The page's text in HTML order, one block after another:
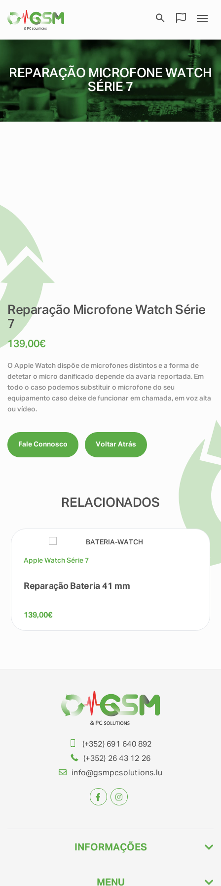
REPARAÇÃO MICROFONE WATCH
SÉRIE 7
Reparação Microfone Watch Série
7
139,00€
O Apple Watch dispõe de microfones distintos e a forma de
detetar o micro danificado depende da avaria reportada. Em
todo o caso podemos substituir o microfone do seu
equipamento caso deixe de funcionar em chamada, em voz alta
ou vídeo.
Fale Connosco Voltar Atrás
RELACIONADOS
Apple Watch Série 7
Reparação Bateria 41 mm
139,00€
(+352) 691 640 892
(+352) 26 43 12 26
info@gsmpcsolutions.lu
INFORMAÇÕES
MENU